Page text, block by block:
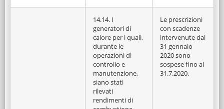
14.14. I
generatori di
calore per i quali,
durante le
operazioni di
controllo e
manutenzione,
siano stati
rilevati
rendimenti di
Le prescrizioni
con scadenze
intervenute dal
31 gennaio
2020 sono
sospese fino al
31.7.2020.